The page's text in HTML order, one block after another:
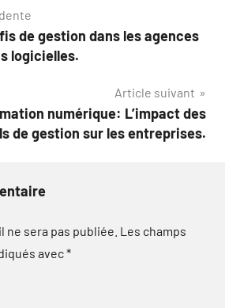
de gestion dans les agences
logicielles.
Article suivant
numérique: L’impact des
de gestion sur les entreprises.
ne sera pas publiée. Les champs
avec*